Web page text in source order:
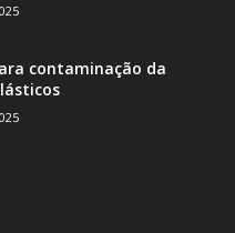
contaminação da